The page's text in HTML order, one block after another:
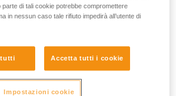
parte di tali cookie potrebbe compromettere
in nessun caso tale rifiuto impedirà all’utente di
tutti Accetta tutti i cookie
Impostazioni cookie